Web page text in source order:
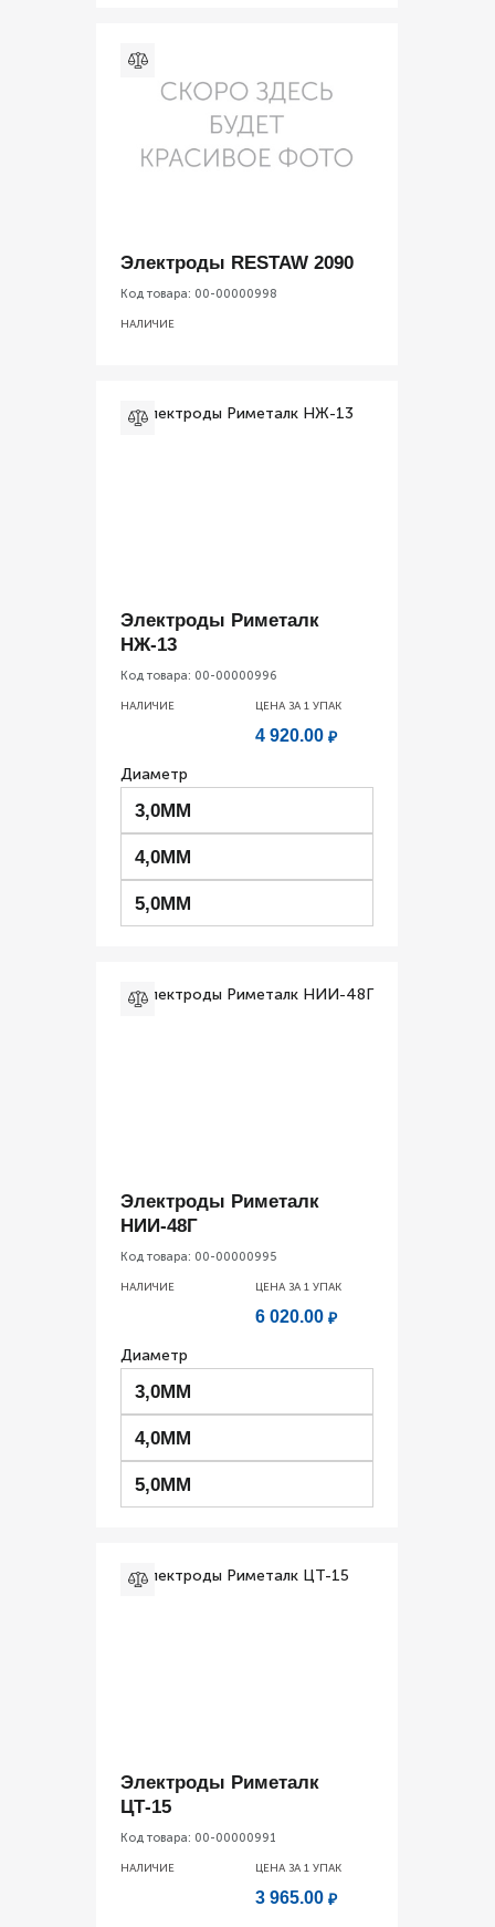
Электроды RESTAW 2090
Код товара: 00-00000998
НАЛИЧИЕ
Электроды Риметалк
НЖ-13
Код товара: 00-00000996
НАЛИЧИЕ ЦЕНА ЗА 1 УПАК
4 920.00 ₽
Диаметр
3,0ММ
4,0ММ
5,0ММ
Электроды Риметалк
НИИ-48Г
Код товара: 00-00000995
НАЛИЧИЕ ЦЕНА ЗА 1 УПАК
6 020.00 ₽
Диаметр
3,0ММ
4,0ММ
5,0ММ
Электроды Риметалк
ЦТ-15
Код товара: 00-00000991
НАЛИЧИЕ ЦЕНА ЗА 1 УПАК
3 965.00 ₽